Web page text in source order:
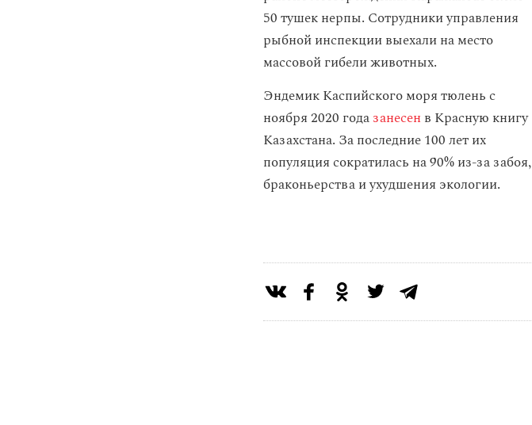
50 тушек нерпы. Сотрудники управления
рыбной инспекции выехали на место
массовой гибели животных.
Эндемик Каспийского моря тюлень с
ноября 2020 годазанесен в Красную книгу
Казахстана. За последние 100 лет их
популяция сократилась на 90% из-за забоя,
браконьерства и ухудшения экологии.